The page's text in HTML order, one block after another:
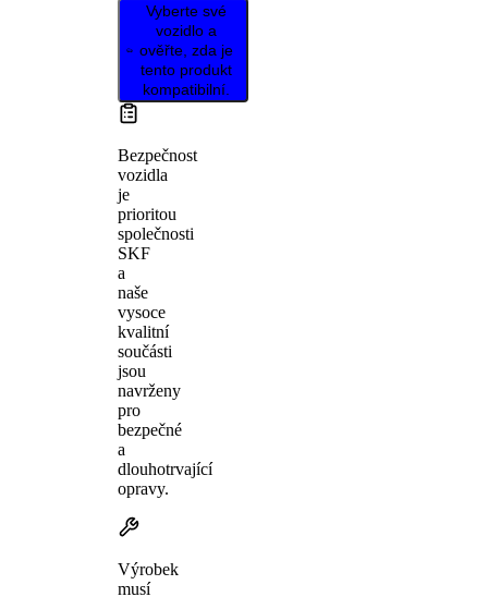
Vyberte své
vozidlo a
ověřte, zda je
tento produkt
kompatibilní.
Bezpečnost
vozidla
je
prioritou
společnosti
SKF
a
naše
vysoce
kvalitní
součásti
jsou
navrženy
pro
bezpečné
a
dlouhotrvající
opravy.
Výrobek
musí